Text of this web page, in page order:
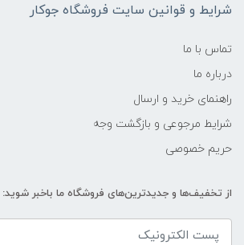
شرایط و قوانین سایت فروشگاه جوکار
تماس با ما
درباره ما
راهنمای خرید و ارسال
شرایط مرجوعی و بازگشت وجه
حریم خصوصی
از تخفیف‌ها و جدیدترین‌های فروشگاه ما باخبر شوید: